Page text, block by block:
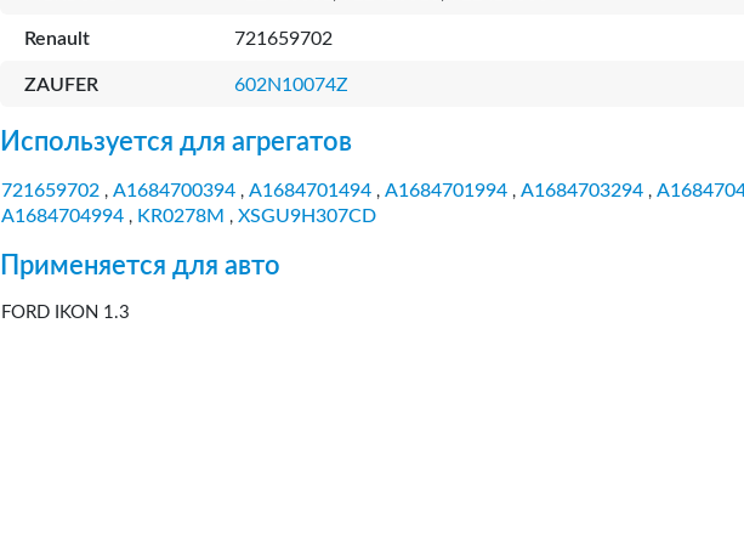
Renault 721659702
ZAUFER 602N10074Z
Используется для агрегатов
721659702 , A1684700394 , A1684701494 , A1684701994 , A1684703294 ,
A1684704994 , KR0278M , XSGU9H307CD
Применяется для авто
FORD IKON 1.3